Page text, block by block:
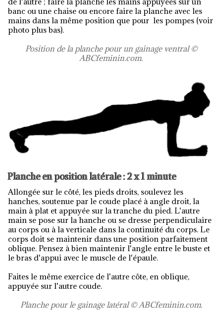
banc ou une chaise ou encore faire la planche avec les
mains dans la même position que pour les pompes (voir
photo plus bas).
Position de la planche pour un gainage ventral ©
ABCfeminin.com.
Planche en position latérale : 2 x 1 minute
Allongée sur le côté, les pieds droits, soulevez les
hanches, soutenue par le coude placé à angle droit, la
main à plat et appuyée sur la tranche du pied. L'autre
main se pose sur la hanche ou se dresse perpendiculaire
au corps ou à la verticale dans la continuité du corps. Le
corps doit se maintenir dans une position parfaitement
oblique. Pensez à bien maintenir l'angle entre le buste et
le bras d'appui avec le muscle de l'épaule.
Faites le même exercice de l'autre côte, en oblique,
appuyée sur l'autre coude.
Planche pour le gainage latéral © ABCfeminin.com.